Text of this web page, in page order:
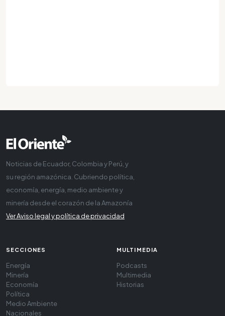
Noticias de Ecuador, Colombia y Perú, y
su región amazónica. Cubriendo política,
economía, energía, medio ambiente y
minería desde el corazón de la Amazonía
Ver Aviso legal y política de privacidad
SECCIONES
Energía
Minería
Economía
Política
Medio Ambiente
Nacionales
MULTIMEDIA
Podcasts
Multimedia
Historias